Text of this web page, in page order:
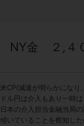
NY金 ２,４
米CPI減速が明らかになり
ドル円は介入もあり一時
日本の介入担当金融当局
傾いていることを察知した